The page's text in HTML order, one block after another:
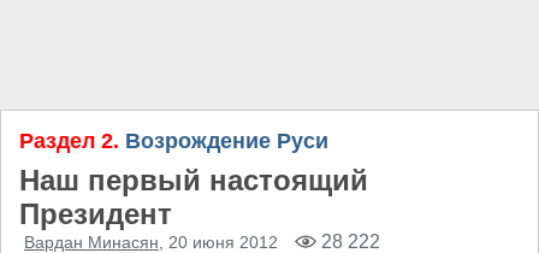
Раздел 2. Возрождение Руси
Наш первый настоящий
Президент
Вардан Минасян , 20 июня 2012 28 222